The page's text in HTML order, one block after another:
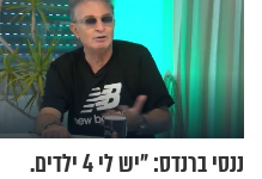
ננסי ברנדס: "יש לי 4 ילדים.